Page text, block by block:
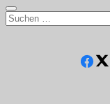
Suchen
nach: